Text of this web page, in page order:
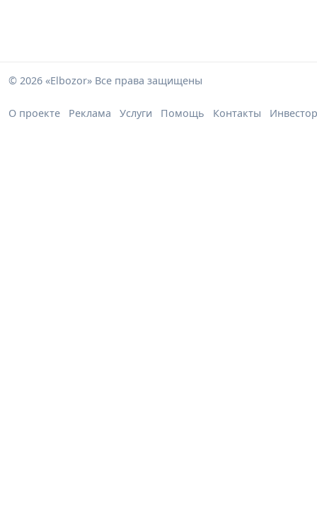
© 2026 «Elbozor» Все права защищены
О проекте Реклама Услуги Помощь Контакты